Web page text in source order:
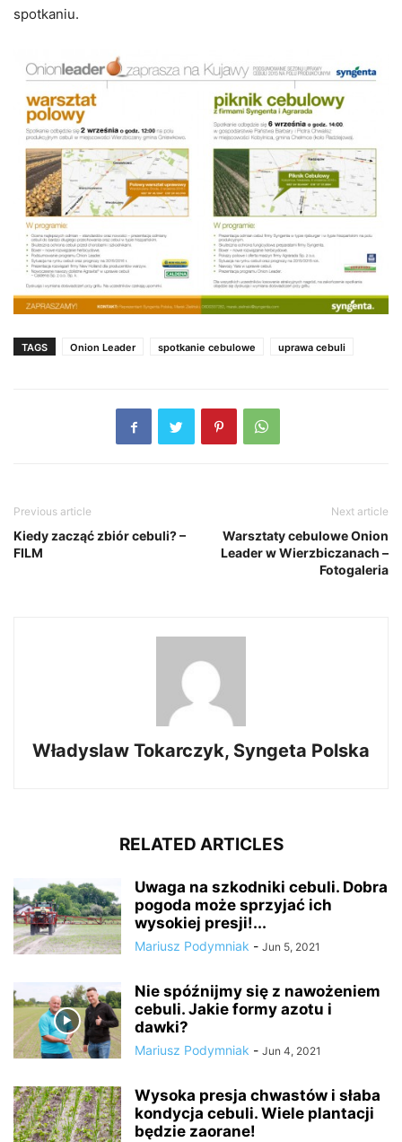
spotkaniu.
TAGS Onion Leader spotkanie cebulowe uprawa cebuli
Previous article
Kiedy zacząć zbiór cebuli? –
FILM
Next article
Warsztaty cebulowe Onion
Leader w Wierzbiczanach –
Fotogaleria
Władyslaw Tokarczyk, Syngeta Polska
RELATED ARTICLES
Uwaga na szkodniki cebuli. Dobra
pogoda może sprzyjać ich
wysokiej presji!...
Mariusz Podymniak - Jun 5, 2021
Nie spóźnijmy się z nawożeniem
cebuli. Jakie formy azotu i
dawki?
Mariusz Podymniak - Jun 4, 2021
Wysoka presja chwastów i słaba
kondycja cebuli. Wiele plantacji
będzie zaorane!